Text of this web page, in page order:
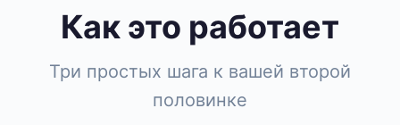
Как это работает
Три простых шага к вашей второй
половинке